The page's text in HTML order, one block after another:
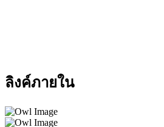
ลิงค์ภายใน